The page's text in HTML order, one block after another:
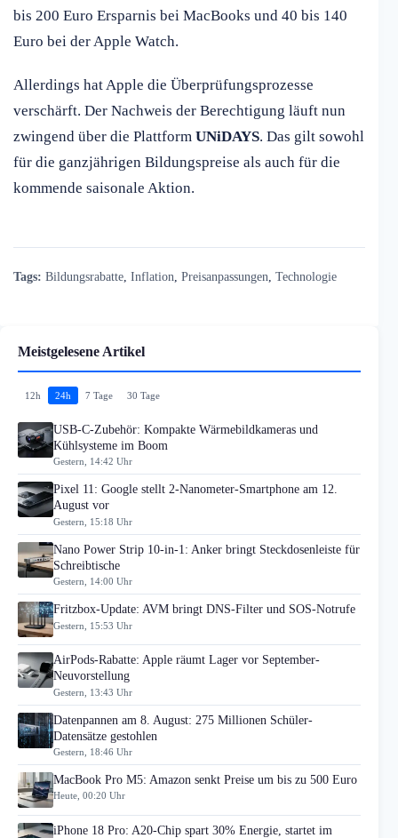
bis 200 Euro Ersparnis bei MacBooks und 40 bis 140
Euro bei der Apple Watch.
Allerdings hat Apple die Überprüfungsprozesse
verschärft. Der Nachweis der Berechtigung läuft nun
zwingend über die Plattform UNiDAYS. Das gilt sowohl
für die ganzjährigen Bildungspreise als auch für die
kommende saisonale Aktion.
Tags: Bildungsrabatte Inflation Preisanpassungen Technologie
Meistgelesene Artikel
12h 24h 7 Tage 30 Tage
USB-C-Zubehör: Kompakte Wärmebildkameras und
Kühlsysteme im Boom
Gestern, 14:42 Uhr
Pixel 11: Google stellt 2-Nanometer-Smartphone am 12.
August vor
Gestern, 15:18 Uhr
Nano Power Strip 10-in-1: Anker bringt Steckdosenleiste für
Schreibtische
Gestern, 14:00 Uhr
Fritzbox-Update: AVM bringt DNS-Filter und SOS-Notrufe
Gestern, 15:53 Uhr
AirPods-Rabatte: Apple räumt Lager vor September-
Neuvorstellung
Gestern, 13:43 Uhr
Datenpannen am 8. August: 275 Millionen Schüler-
Datensätze gestohlen
Gestern, 18:46 Uhr
MacBook Pro M5: Amazon senkt Preise um bis zu 500 Euro
Heute, 00:20 Uhr
iPhone 18 Pro: A20-Chip spart 30% Energie, startet im